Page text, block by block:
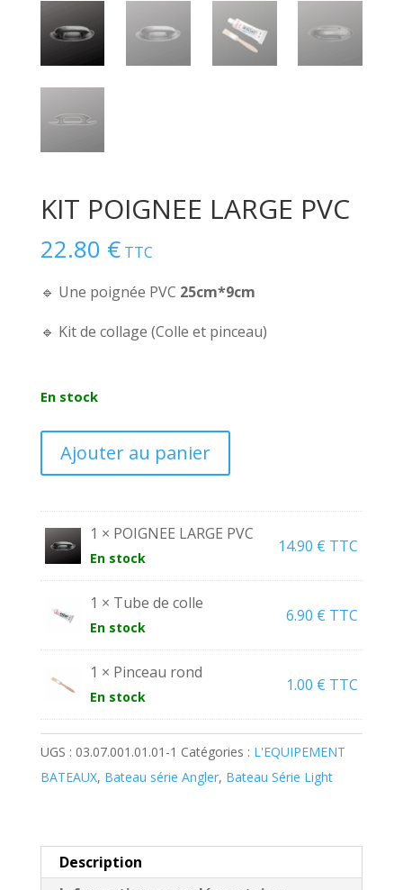
KIT POIGNEE LARGE PVC
22.80 € TTC
🔹 Une poignée PVC 25cm*9cm
🔹 Kit de collage (Colle et pinceau)
En stock
quantité
de
POIGNEE
LARGE
PVC
Ajouter au panier
1 × POIGNEE LARGE PVC
En stock
14.90 € TTC
1 × Tube de colle
En stock
6.90 € TTC
1 × Pinceau rond
En stock
1.00 € TTC
UGS : 03.07.001.01.01-1 Catégories : L'EQUIPEMENT
BATEAUX, Bateau série Angler, Bateau Série Light
Description